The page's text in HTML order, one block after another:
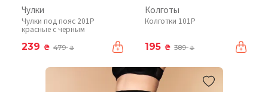
Чулки
Чулки под пояс 201P
красные с черным
239 ₴ 479₴
Колготы
Колготки 101P
195 ₴ 389₴